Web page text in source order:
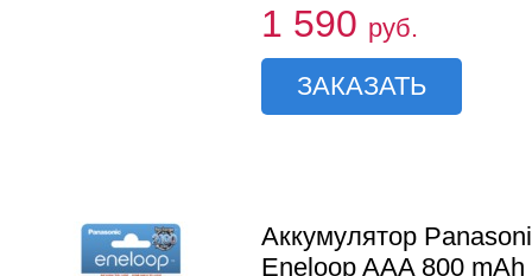
1 590 руб.
ЗАКАЗАТЬ
Аккумулятор
Eneloop AAA 800